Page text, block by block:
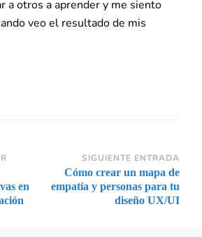
a otros a aprender y me siento
veo el resultado de mis
en
SIGUIENTE ENTRADA
Cómo crear un mapa de
empatía y personas para tu
diseño UX/UI